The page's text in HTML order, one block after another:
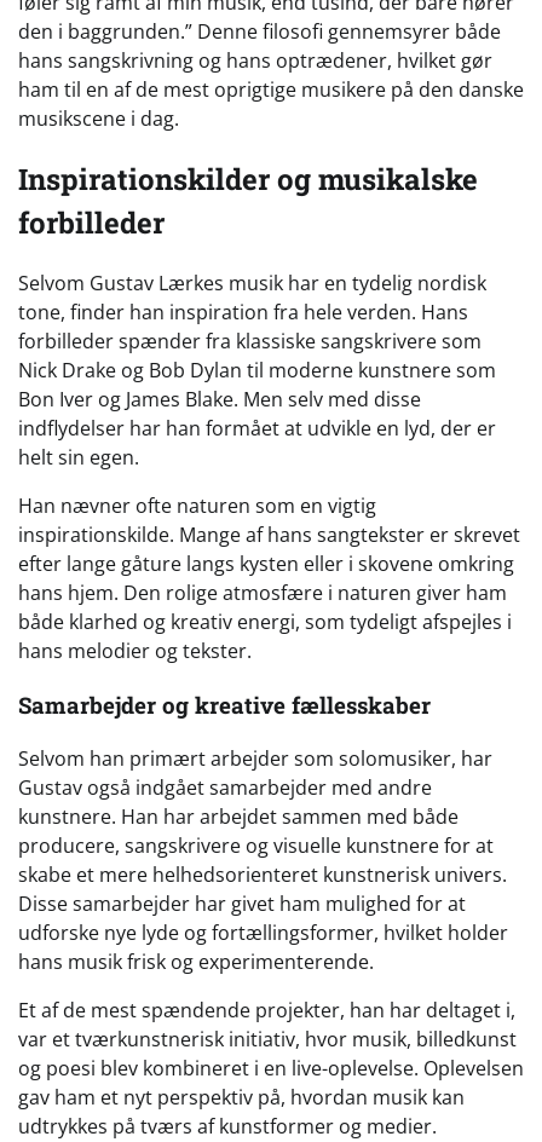
den i baggrunden.” Denne filosofi gennemsyrer både
hans sangskrivning og hans optrædener, hvilket gør
ham til en af de mest oprigtige musikere på den danske
musikscene i dag.
Inspirationskilder og musikalske
forbilleder
Selvom Gustav Lærkes musik har en tydelig nordisk
tone, finder han inspiration fra hele verden. Hans
forbilleder spænder fra klassiske sangskrivere som
Nick Drake og Bob Dylan til moderne kunstnere som
Bon Iver og James Blake. Men selv med disse
indflydelser har han formået at udvikle en lyd, der er
helt sin egen.
Han nævner ofte naturen som en vigtig
inspirationskilde. Mange af hans sangtekster er skrevet
efter lange gåture langs kysten eller i skovene omkring
hans hjem. Den rolige atmosfære i naturen giver ham
både klarhed og kreativ energi, som tydeligt afspejles i
hans melodier og tekster.
Samarbejder og kreative fællesskaber
Selvom han primært arbejder som solomusiker, har
Gustav også indgået samarbejder med andre
kunstnere. Han har arbejdet sammen med både
producere, sangskrivere og visuelle kunstnere for at
skabe et mere helhedsorienteret kunstnerisk univers.
Disse samarbejder har givet ham mulighed for at
udforske nye lyde og fortællingsformer, hvilket holder
hans musik frisk og experimenterende.
Et af de mest spændende projekter, han har deltaget i,
var et tværkunstnerisk initiativ, hvor musik, billedkunst
og poesi blev kombineret i en live-oplevelse. Oplevelsen
gav ham et nyt perspektiv på, hvordan musik kan
udtrykkes på tværs af kunstformer og medier.